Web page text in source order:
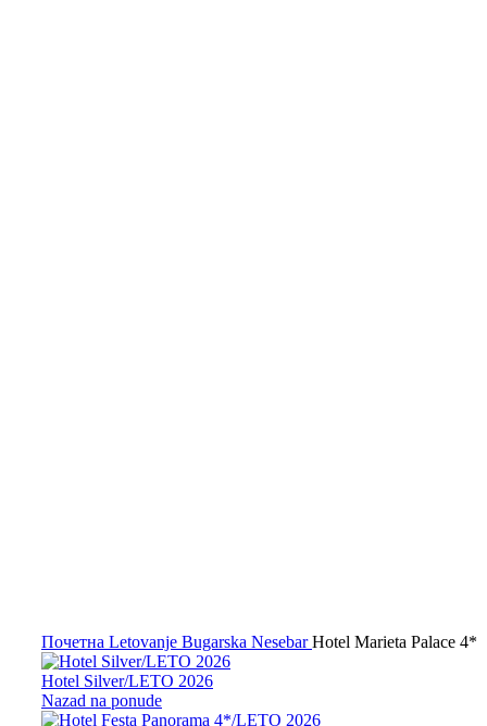
Почетна Letovanje Bugarska NesebarHotel Marieta Palace 4*
Hotel Silver/LETO 2026
Nazad na ponude